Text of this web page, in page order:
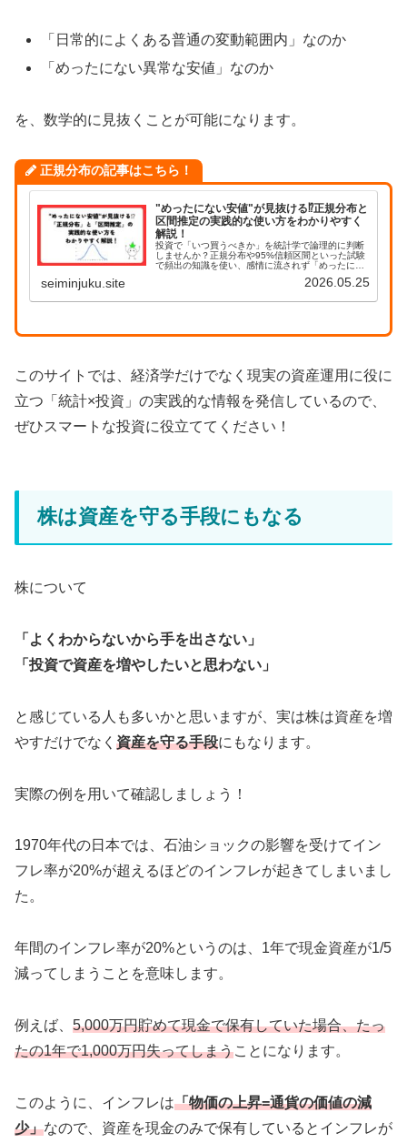
「日常的によくある普通の変動範囲内」なのか
「めったにない異常な安値」なのか
を、数学的に見抜くことが可能になります。
正規分布の記事はこちら！
"めったにない安値"が見抜ける⁉︎正規分布と
区間推定の実践的な使い方をわかりやすく
解説！
投資で「いつ買うべきか」を統計学で論理的に判断
しませんか？正規分布や95%信頼区間といった試験
で頻出の知識を使い、感情に流されず「めったにな
seiminjuku.site 2026.05.25
このサイトでは、経済学だけでなく現実の資産運用に役に
立つ「統計×投資」の実践的な情報を発信しているので、
ぜひスマートな投資に役立ててください！
株は資産を守る手段にもなる
株について
「よくわからないから手を出さない」
「投資で資産を増やしたいと思わない」
と感じている人も多いかと思いますが、実は株は資産を増
やすだけでなく 資産を守る手段にもなります。
実際の例を用いて確認しましょう！
1970年代の日本では、石油ショックの影響を受けてイン
フレ率が20%が超えるほどのインフレが起きてしまいまし
た。
年間のインフレ率が20%というのは、1年で現金資産が1/5
減ってしまうことを意味します。
例えば、 5,000万円貯めて現金で保有していた場合、たっ
たの1年で1,000万円失ってしまうことになります。
このように、インフレは「物価の上昇=通貨の価値の減
少」なので、資産を現金のみで保有しているとインフレが